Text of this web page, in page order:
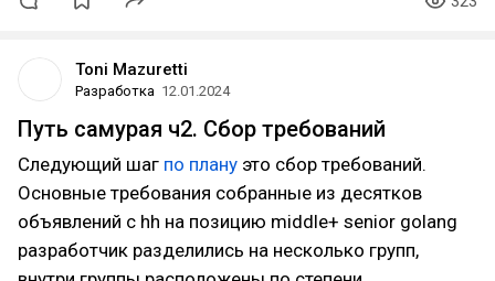
Toni Mazuretti
Разработка 12.01.2024
Путь самурая ч2. Сбор требований
Следующий шаг по плану это сбор требований.
Основные требования собранные из десятков
объявлений с hh на позицию middle+ senior golang
разработчик разделились на несколько групп,